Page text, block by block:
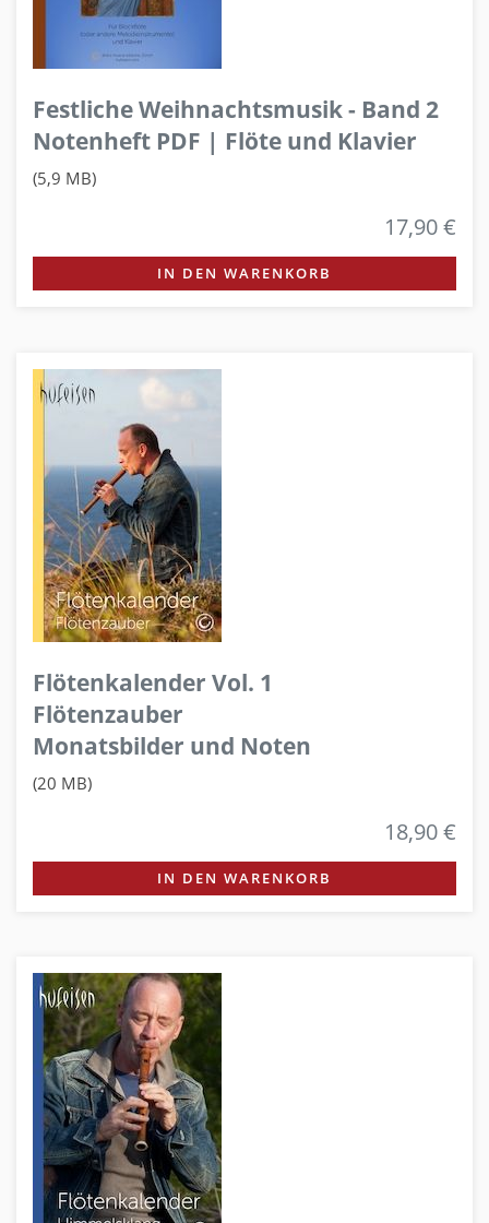
Festliche Weihnachtsmusik - Band 2
Notenheft PDF | Flöte und Klavier
(5,9 MB)
17,90 €
IN DEN WARENKORB
Flötenkalender Vol. 1
Flötenzauber
Monatsbilder und Noten
(20 MB)
18,90 €
IN DEN WARENKORB